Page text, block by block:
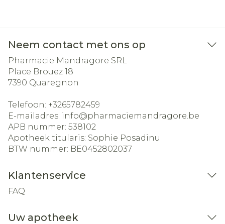
Neem contact met ons op
Pharmacie Mandragore SRL
Place Brouez 18
7390 Quaregnon
Telefoon: +3265782459
E-mailadres: info@pharmaciemandragore.be
APB nummer: 538102
Apotheek titularis: Sophie Posadinu
BTW nummer: BE0452802037
Klantenservice
FAQ
Uw apotheek